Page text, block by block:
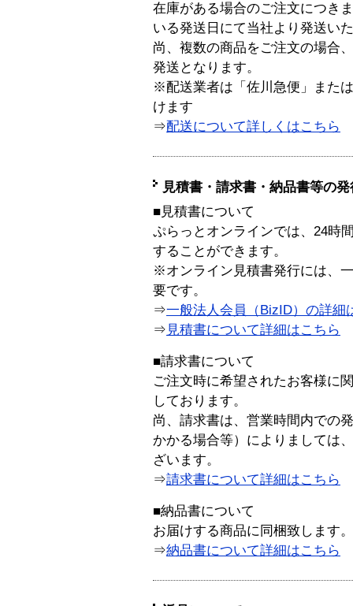
在庫がある場合のご注文につき
いる発送日にて当社より発送い
尚、複数の商品をご注文の場合
発送となります。
※配送業者は「佐川急便」また
けます
⇒配送について詳しくはこちら
見積書・請求書・納品書等の
■見積書について
ぷらっとオンラインでは、24時
することができます。
※オンライン見積書発行には、
要です。
⇒一般法人会員（BizID）の詳細
⇒ 見積書について詳細はこちら
■請求書について
ご注文時に希望されたお客様に
しております。
尚、請求書は、営業時間内での
かかる場合等）によりましては
ざいます。
⇒請求書について詳細はこちら
■納品書について
お届けする商品に同梱致します。
⇒納品書について詳細はこちら